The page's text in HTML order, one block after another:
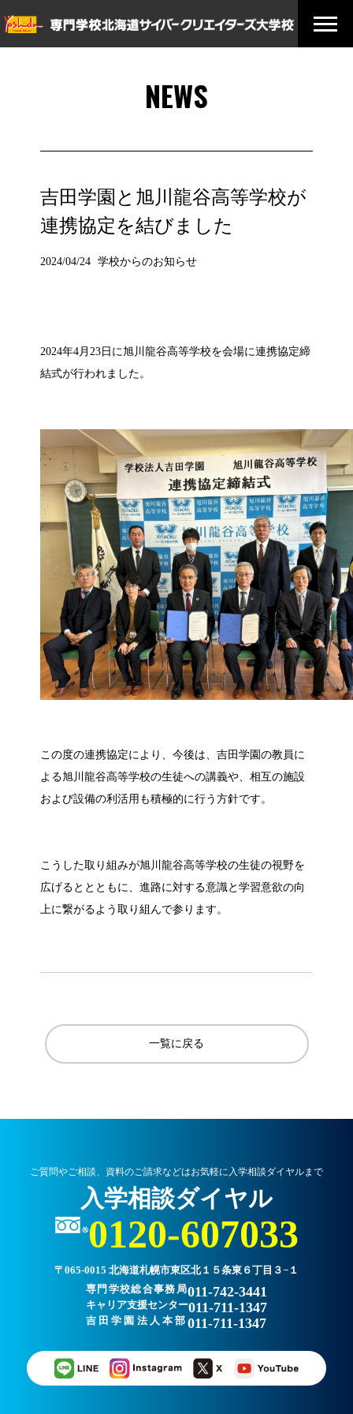
NEWS
吉田学園と旭川龍谷高等学校が
連携協定を結びました
2024/04/24 学校からのお知らせ
2024年4月23日に旭川龍谷高等学校を会場に連携協定締
結式が行われました。
この度の連携協定により、今後は、吉田学園の教員に
よる旭川龍谷高等学校の生徒への講義や、相互の施設
および設備の利活用も積極的に行う方針です。
こうした取り組みが旭川龍谷高等学校の生徒の視野を
広げるととともに、進路に対する意識と学習意欲の向
上に繋がるよう取り組んで参ります。
一覧に戻る
ご質問やご相談、資料のご請求などはお気軽に入学相談ダイヤルまで
入学相談ダイヤル
0120-607033
〒065-0015 北海道札幌市東区北１５条東６丁目３−１
専門学校総合事務局011-742-3441
キャリア支援センター011-711-1347
吉田学園法人本部011-711-1347